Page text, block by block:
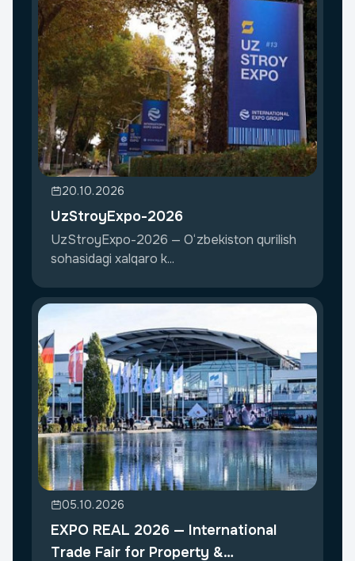
20.10.2026
UzStroyExpo-2026
UzStroyExpo-2026 — O‘zbekiston qurilish
sohasidagi xalqaro k...
05.10.2026
EXPO REAL 2026 — International
Trade Fair for Property &